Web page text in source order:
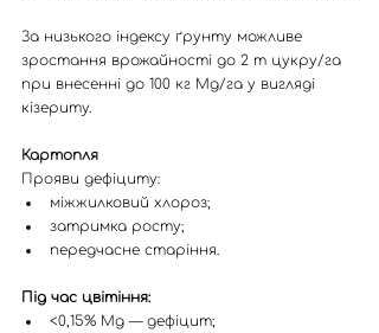
За низького індексу ґрунту можливе
зростання врожайності до 2 т цукру/га
при внесенні до 100 кг Mg/га у вигляді
кізериту.
Картопля
Прояви дефіциту:
міжжилковий хлороз;
затримка росту;
передчасне старіння.
Під час цвітіння:
<0,15% Mg — дефіцит;